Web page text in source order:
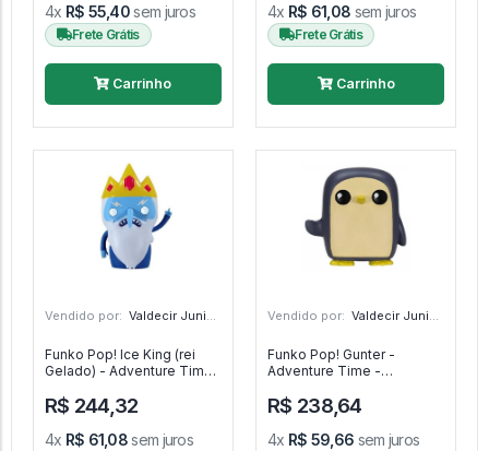
4x R$ 55,40sem juros
Frete Grátis
Carrinho
4x R$ 61,08 sem juros
Frete Grátis
Carrinho
Vendido por: Valdecir Junior - PR
Funko Pop! Ice King (rei
Gelado) - Adventure Time
R$ 244,32
4x R$ 61,08sem juros
Vendido por: Valdecir Junior - PR
Funko Pop! Gunter -
Adventure Time -
R$ 238,64
4x R$ 59,66 sem juros